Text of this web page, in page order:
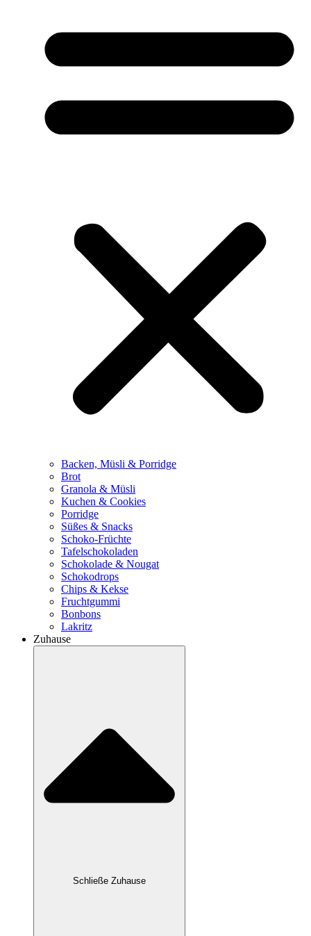
Backen, Müsli & Porridge
Brot
Granola & Müsli
Kuchen & Cookies
Porridge
Süßes & Snacks
Schoko-Früchte
Tafelschokoladen
Schokolade & Nougat
Schokodrops
Chips & Kekse
Fruchtgummi
Bonbons
Lakritz
Zuhause
Schließe Zuhause